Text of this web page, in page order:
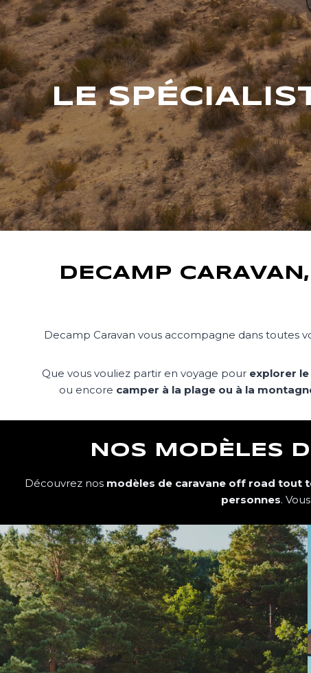
LE
DECAMP
Decamp Caravan vous accompagne dans toutes
Que vous vouliez partir en voyage pour explorer
ou encore camper à la plage ou à la
NOS MODÈLES
Découvrez nos modèles de caravane off road tout
personnes.